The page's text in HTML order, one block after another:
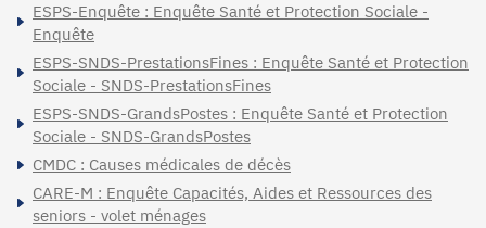
ESPS-Enquête : Enquête Santé et Protection Sociale -
Enquête
ESPS-SNDS-PrestationsFines : Enquête Santé et Protection
Sociale - SNDS-PrestationsFines
ESPS-SNDS-GrandsPostes : Enquête Santé et Protection
Sociale - SNDS-GrandsPostes
CMDC : Causes médicales de décès
CARE-M : Enquête Capacités, Aides et Ressources des
seniors - volet ménages